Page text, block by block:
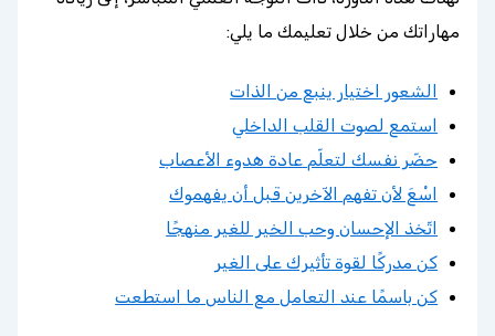
مهاراتك من خلال تعليمك ما يلي:
الشعور اختيار ينبع من الذات
استمع لصوت القلب الداخلي
حضّر نفسك لتعلّم عادة هدوء الأعصاب
اسْعَ لأن تفهم الآخرين قبل أن يفهموك
اتّخذ الإحسان وحب الخير للغير منهجًا
كن مدركًا لقوة تأثيرك على الغير
كن باسمًا عند التعامل مع الناس ما استطعت